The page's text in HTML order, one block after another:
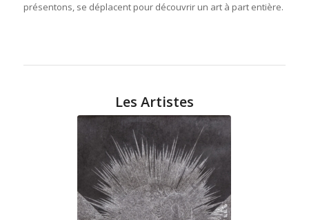
présentons, se déplacent pour découvrir un art à part entière.
Les Artistes